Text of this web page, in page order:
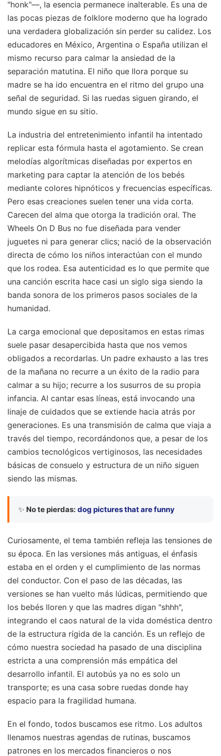
"honk"—, la esencia permanece inalterable. Es una de
las pocas piezas de folklore moderno que ha logrado
una verdadera globalización sin perder su calidez. Los
educadores en México, Argentina o España utilizan el
mismo recurso para calmar la ansiedad de la
separación matutina. El niño que llora porque su
madre se ha ido encuentra en el ritmo del grupo una
señal de seguridad. Si las ruedas siguen girando, el
mundo sigue en su sitio.
La industria del entretenimiento infantil ha intentado
replicar esta fórmula hasta el agotamiento. Se crean
melodías algorítmicas diseñadas por expertos en
marketing para captar la atención de los bebés
mediante colores hipnóticos y frecuencias específicas.
Pero esas creaciones suelen tener una vida corta.
Carecen del alma que otorga la tradición oral. The
Wheels On D Bus no fue diseñada para vender
juguetes ni para generar clics; nació de la observación
directa de cómo los niños interactúan con el mundo
que los rodea. Esa autenticidad es lo que permite que
una canción escrita hace casi un siglo siga siendo la
banda sonora de los primeros pasos sociales de la
humanidad.
La carga emocional que depositamos en estas rimas
suele pasar desapercibida hasta que nos vemos
obligados a recordarlas. Un padre exhausto a las tres
de la mañana no recurre a un éxito de la radio para
calmar a su hijo; recurre a los susurros de su propia
infancia. Al cantar esas líneas, está invocando una
linaje de cuidados que se extiende hacia atrás por
generaciones. Es una transmisión de calma que viaja a
través del tiempo, recordándonos que, a pesar de los
cambios tecnológicos vertiginosos, las necesidades
básicas de consuelo y estructura de un niño siguen
siendo las mismas.
✨ No te pierdas: dog pictures that are funny
Curiosamente, el tema también refleja las tensiones de
su época. En las versiones más antiguas, el énfasis
estaba en el orden y el cumplimiento de las normas
del conductor. Con el paso de las décadas, las
versiones se han vuelto más lúdicas, permitiendo que
los bebés lloren y que las madres digan "shhh",
integrando el caos natural de la vida doméstica dentro
de la estructura rígida de la canción. Es un reflejo de
cómo nuestra sociedad ha pasado de una disciplina
estricta a una comprensión más empática del
desarrollo infantil. El autobús ya no es solo un
transporte; es una casa sobre ruedas donde hay
espacio para la fragilidad humana.
En el fondo, todos buscamos ese ritmo. Los adultos
llenamos nuestras agendas de rutinas, buscamos
patrones en los mercados financieros o nos